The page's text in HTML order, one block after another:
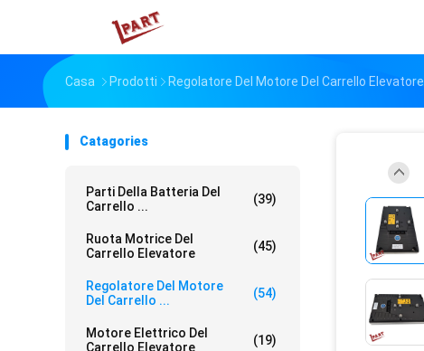
Casa Prodotti Regolatore Del Motore Del Carrello Elevatore
Catagories
Parti Della Batteria Del
Carrello ...
(39)
Ruota Motrice Del
Carrello Elevatore
(45)
Regolatore Del Motore
Del Carrello ...
(54)
Motore Elettrico Del
Carrello Elevatore
(19)